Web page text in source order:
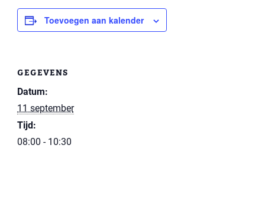
Toevoegen aan kalender
GEGEVENS
Datum:
11 september
Tijd:
08:00 - 10:30